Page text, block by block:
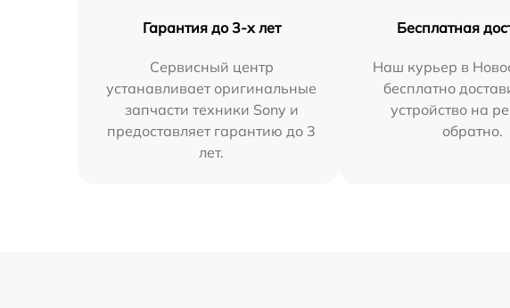
Гарантия до 3-х лет
Сервисный центр
устанавливает оригинальные
запчасти техники Sony и
предоставляет гарантию до 3
лет.
Бесплатная
Наш курьер в
бесплатно
устройство на
обратно.